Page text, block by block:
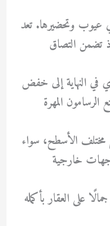
وتحضيرها. تعد
تضمن التصاق
في النهاية إلى خفض
الرسامون المهرة
الأسطح، سواء
خارجية
على العقار بأكمله